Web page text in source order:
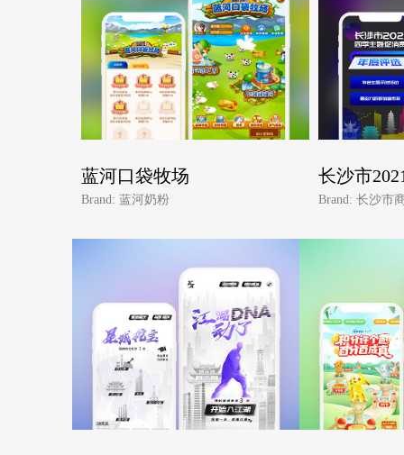
蓝河口袋牧场
Brand: 蓝河奶粉
长沙市
Brand: 长沙市